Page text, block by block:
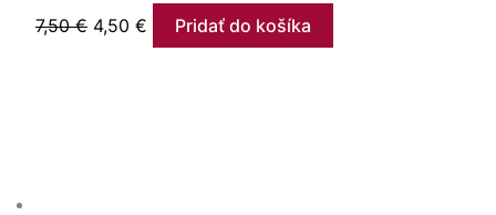
7,50€ 4,50 € Pridať do košíka